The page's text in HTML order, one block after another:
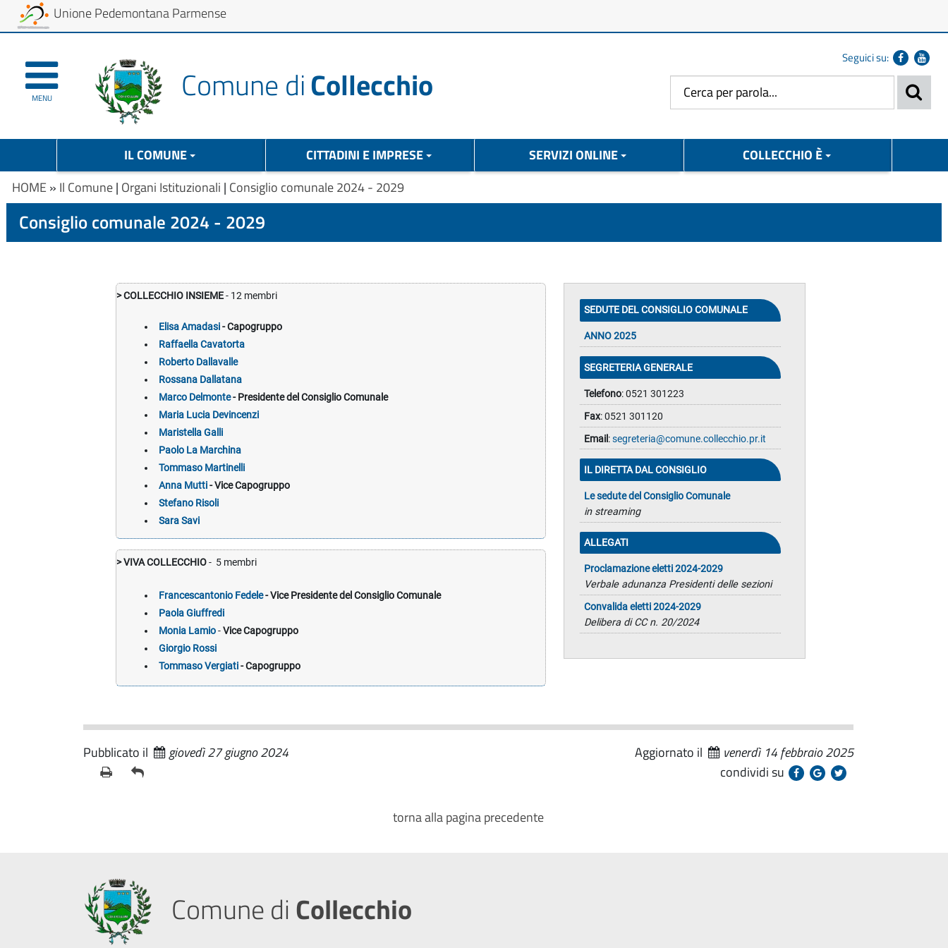
Unione Pedemontana Parmense
MENU Comune diCollecchio
Seguici su:
IL COMUNE CITTADINI E IMPRESE SERVIZI ONLINE
COLLECCHIO È
HOME » Il Comune| Organi Istituzionali | Consiglio comunale 2024 - 2029
Consiglio comunale 2024 - 2029
> COLLECCHIO INSIEME- 12 membri
Elisa Amadasi- Capogruppo
Raffaella Cavatorta
Roberto Dallavalle
Rossana Dallatana
Marco Delmonte- Presidente del Consiglio Comunale
Maria Lucia Devincenzi
Maristella Galli
Paolo La Marchina
Tommaso Martinelli
Anna Mutti- Vice Capogruppo
Stefano Risoli
Sara Savi
> VIVA COLLECCHIO- 5 membri
Francescantonio Fedele- Vice Presidente del Consiglio Comunale
Paola Giuffredi
Monia Lamio-Vice Capogruppo
Giorgio Rossi
Tommaso Vergiati- Capogruppo
SEDUTE DEL CONSIGLIO COMUNALE
ANNO 2025
SEGRETERIA GENERALE
Telefono: 0521 301223
Fax: 0521 301120
Email :segreteria@comune.collecchio.pr.it
IL DIRETTA DAL CONSIGLIO
Le sedute del Consiglio Comunale
in streaming
ALLEGATI
Proclamazione eletti 2024-2029
Verbale adunanza Presidenti delle sezioni
Convalida eletti 2024-2029
Delibera di CC n. 20/2024
Pubblicato il giovedì 27 giugno 2024 Aggiornato il
venerdì 14 febbraio 2025
condividi su
torna alla pagina precedente
Comune di Collecchio